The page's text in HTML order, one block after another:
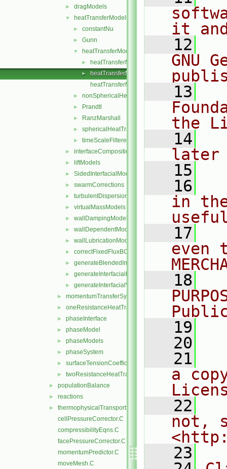
► dragModels
▼ heatTransferModels
► constantNu
► Gunn
▼ heatTransferModel
► heatTransferModel.C
►
heatTransferModel.H
heatTransferModelNew.C
► nonSphericalHeatTransfer
► Prandtl
► RanzMarshall
► sphericalHeatTransfer
► timeScaleFilteredHeatTransfer
► interfaceCompositionModels
► liftModels
► SidedInterfacialModel
► swarmCorrections
► turbulentDispersionModels
► virtualMassModels
► wallDampingModels
► wallDependentModel
► wallLubricationModels
► correctFixedFluxBCs.H
► generateBlendedInterfacialModels.H
► generateInterfacialModels.H
► generateInterfacialValues.H
► momentumTransferSystem
► oneResistanceHeatTransfer
► phaseInterface
► phaseModel
► phaseModels
► phaseSystem
► surfaceTensionCoefficientModels
► twoResistanceHeatTransfer
► populationBalance
► reactions
►
thermophysicalTransportModels
cellPressureCorrector.C
compressibilityEqns.C
facePressureCorrector.C
momentumPredictor.C
moveMesh.C
it
   12
GNU
   13
the
   14
later
   15
   16
in
   17
even
   18
   19
   20
   21
a
   22
not,
   23